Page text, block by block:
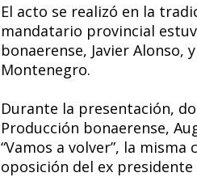
El acto se realizó en la
mandatario provincial
bonaerense, Javier Alonso,
Montenegro.
Durante la presentación,
Producción bonaerense,
“Vamos a volver”, la
oposición del ex